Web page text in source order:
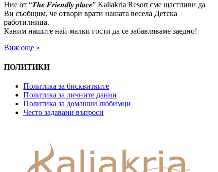
Ние от “𝑻𝒉𝒆 𝑭𝒓𝒊𝒆𝒏𝒅𝒍𝒚 𝒑𝒍𝒂𝒄𝒆” Kaliakria Resort сме щастливи да
Ви съобщим, че отвори врати нашата весела Детска
работилница.
Каним нашите най-малки гости да се забавляваме заедно!
Виж още »
ПОЛИТИКИ
Политика за бисквитките
Политика за личните данни
Политика за домашни любимци
Често задавани въпроси